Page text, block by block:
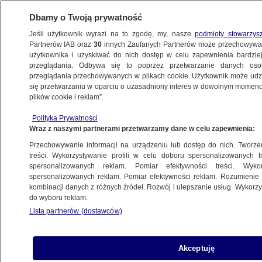
FAKTY PO FAKTACH
pierwsza, która pogratuluje prezydentowi"
Filip Czerwiński
14.06.2026, 20:06
Posłuchaj artykułu
Czyta lektor AI
Dbamy o Twoją prywatność
Jeśli użytkownik wyrazi na to zgodę, my, naszepodmioty
Partnerów IAB oraz30 innych Zaufanych Partnerów może
użytkownika i uzyskiwać do nich dostęp w celu zapewnienia
przeglądania. Odbywa się to poprzez przetwarzanie danych
przeglądania przechowywanych w plikach cookie. Użytkownik może
się przetwarzaniu w oparciu o uzasadniony interes w dowolnym
plików cookie i reklam”.
Polityka Prywatności
Wraz z naszymi partnerami przetwarzamy dane w celu zapewnienia:
Przechowywanie informacji na urządzeniu lub dostęp do nich.
treści. Wykorzystywanie profili w celu doboru spersonalizowanych
spersonalizowanych reklam. Pomiar efektywności treści.
spersonalizowanych reklam. Pomiar efektywności reklam.
kombinacji danych z różnych źródeł. Rozwój i ulepszanie usług.
do wyboru reklam.
Lista partnerów (dostawców)
Akceptuję